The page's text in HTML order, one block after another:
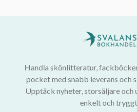
Handla skönlitteratur,
pocket med snabb leverans och
Upptäck nyheter, storsäljare och
enkelt och